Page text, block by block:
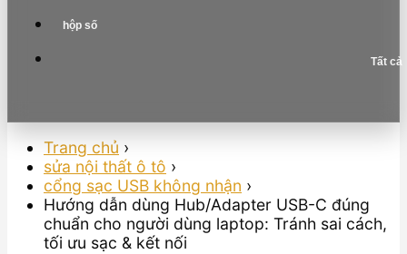
hộp số
Tất cả
Trang chủ ›
sửa nội thất ô tô ›
cổng sạc USB không nhận ›
Hướng dẫn dùng Hub/Adapter USB-C đúng
chuẩn cho người dùng laptop: Tránh sai cách,
tối ưu sạc & kết nối